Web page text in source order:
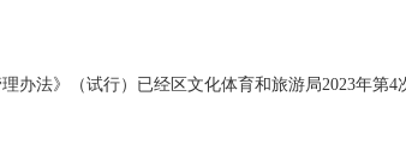
办法》（试行）已经区文化体育和旅游局2023年第